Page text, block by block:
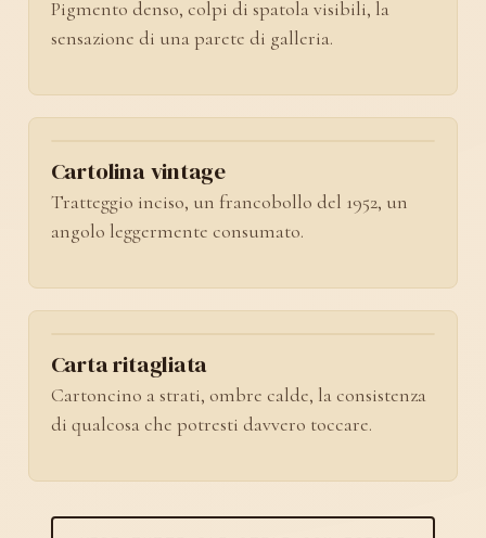
Pigmento denso, colpi di spatola visibili, la
sensazione di una parete di galleria.
Cartolina vintage
Tratteggio inciso, un francobollo del 1952, un
angolo leggermente consumato.
Carta ritagliata
Cartoncino a strati, ombre calde, la consistenza
di qualcosa che potresti davvero toccare.